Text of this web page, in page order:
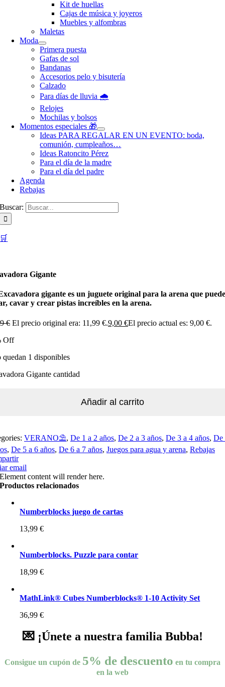
Kit de huellas
Cajas de música y joyeros
Muebles y alfombras
Maletas
Moda
Primera puesta
Gafas de sol
Bandanas
Accesorios pelo y bisutería
Calzado
Para días de lluvia 🌧️
Relojes
Mochilas y bolsos
Momentos especiales 🎁
Ideas PARA REGALAR EN UN EVENTO: boda,
comunión, cumpleaños…
Ideas Ratoncito Pérez
Para el día de la madre
Para el día del padre
Agenda
Rebajas
Buscar:
🛒
Gigante
gigante es un juguete original para la arena que puede
cavar y crear pistas increíbles en la arena.
€ El precio original era: 11,99 €.9,00 €El precio actual es: 9,00 €.
Off
quedan 1 disponibles
Gigante cantidad
Añadir al carrito
VERANO⛱️​, De 1 a 2 años, De 2 a 3 años, De 3 a 4 años, De
, De 5 a 6 años, De 6 a 7 años, Juegos para agua y arena, Rebajas
email
Element content will render here.
Productos relacionados
Numberblocks juego de cartas
13,99€
Numberblocks. Puzzle para contar
18,99€
MathLink® Cubes Numberblocks® 1-10 Activity Set
36,99€
💌 ¡Únete a nuestra familia Bubba!
Consigue un cupón de 5% de descuento en tu compra
en la web